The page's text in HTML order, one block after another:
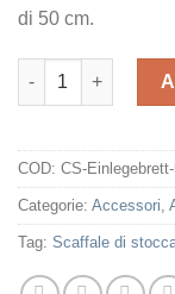
di 50 cm.
CS-Einlegebrett-
COD: CS-
Categorie: Accessori
Tag: Scaffale di